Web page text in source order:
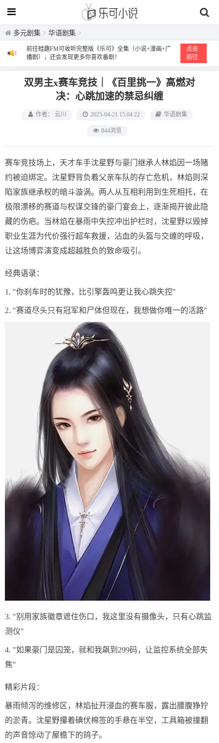
多元剧集 > 华语剧集 >
前往蛙趣FM可收听完整版《乐可》全集（小说+漫画+广
播剧），还会发现更多你喜欢番剧！
点击
前往
双男主x赛车竞技｜《百里挑一》高燃对
决：心跳加速的禁忌纠缠
作者： 云川 2025-04-21 15:04:22 华语剧集
844浏览
赛车竞技场上，天才车手沈星野与豪门继承人林焰因一场赌
约被迫绑定。沈星野背负着父亲车队的存亡危机，林焰则深
陷家族继承权的暗斗漩涡。两人从互相利用到生死相托，在
极限漂移的赛道与权谋交锋的豪门宴会上，逐渐揭开彼此隐
藏的伤疤。当林焰在暴雨中失控冲出护栏时，沈星野以毁掉
职业生涯为代价强行超车救援，沾血的头盔与交缠的呼吸，
让这场博弈演变成超越胜负的致命吸引。
经典语录：
1. "你刹车时的犹豫，比引擎轰鸣更让我心跳失控"
2. "赛道尽头只有冠军和尸体但现在，我想做你唯一的活路"
3. "别用家族徽章遮住伤口，我这里没有摄像头，只有心跳监
测仪"
4. "如果豪门是囚笼，就和我飙到299码，让监控系统全部失
焦"
精彩片段：
暴雨倾泻的维修区，林焰扯开浸血的赛车服，露出腰腹狰狞
的淤青。沈星野攥着碘伏棉签的手悬在半空，工具箱被撞翻
的声音惊动了屋檐下的鸽子。